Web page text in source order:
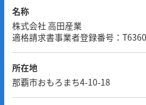
名称
株式会社 高田産業
適格請求書事業者登録番号：
所在地
那覇市おもろまち4-10-18